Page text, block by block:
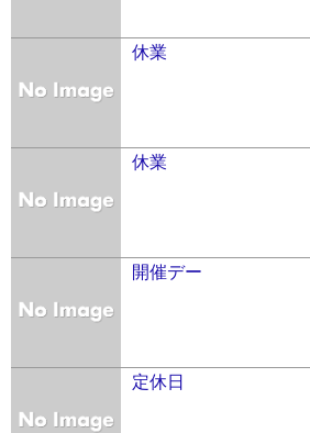
休業
休業
開催デー
定休日